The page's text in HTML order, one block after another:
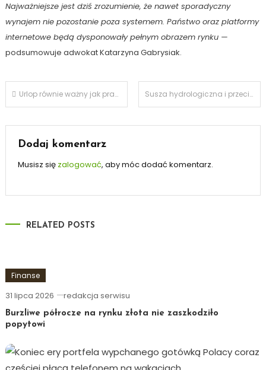
Najważniejsze jest dziś zrozumienie, że nawet sporadyczny
wynajem nie pozostanie poza systemem. Państwo oraz platformy
internetowe będą dysponowały pełnym obrazem rynku —
podsumowuje adwokat Katarzyna Gabrysiak.
Nawigacja
wpisu
Urlop równie ważny jak praca. Przedsiębiorcy coraz częściej mierzą się z chronicznym zmęczeniem Susza hydrologiczna i przeciążona infrastruktura. „Apelowanie do mieszkańców, by oszczędzali wodę to za mało”
Dodaj komentarz
Musisz się zalogować, aby móc dodać komentarz.
RELATED POSTS
Finanse
31 lipca 2026 redakcja serwisu
Burzliwe półrocze na rynku złota nie zaszkodziło
popytowi